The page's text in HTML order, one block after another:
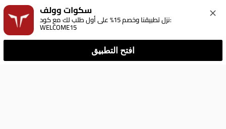
سكوات وولف
نزل تطبيقنا وخصم 15% على أول طلب لك مع كود:
WELCOME15
افتح التطبيق